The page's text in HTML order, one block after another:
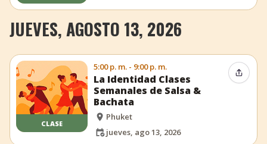
JUEVES, AGOSTO 13, 2026
CLASE
5:00 p. m. - 9:00 p. m.
La Identidad Clases
Semanales de Salsa &
Bachata
Phuket
jueves, ago 13, 2026